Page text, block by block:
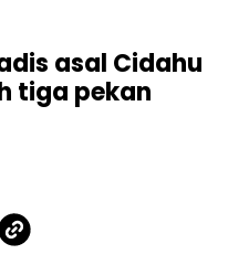
asal Cidahu
tiga pekan